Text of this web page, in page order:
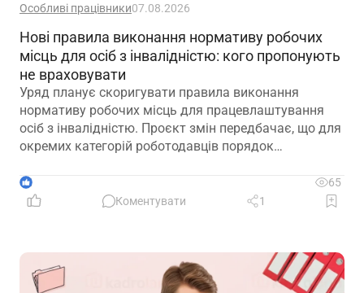
Особливі працівники07.08.2026
Нові правила виконання нормативу робочих
місць для осіб з інвалідністю: кого пропонують
не враховувати
Уряд планує скоригувати правила виконання
нормативу робочих місць для працевлаштування
осіб з інвалідністю. Проєкт змін передбачає, що для
окремих категорій роботодавців порядок
врахувати специфіку їхньої діяльності та усунути
практичні труднощі із виконанням законодавчих
1
65
Коментувати
1